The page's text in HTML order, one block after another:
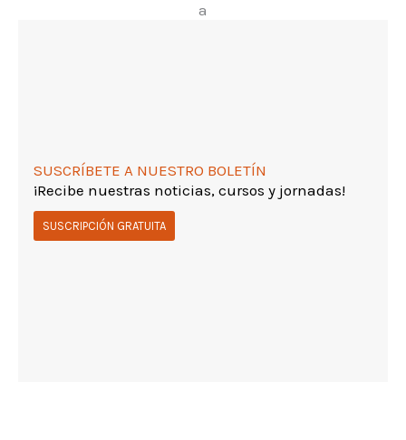
a
SUSCRÍBETE A NUESTRO BOLETÍN
¡Recibe nuestras noticias, cursos y jornadas!
SUSCRIPCIÓN GRATUITA